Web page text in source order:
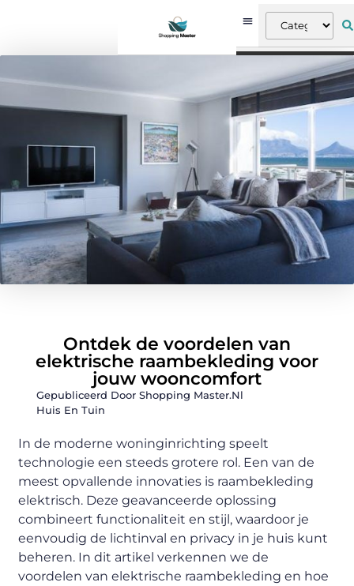
Ontdek de voordelen van
elektrische raambekleding voor
jouw wooncomfort
Gepubliceerd Door Shopping Master.nl
Huis En Tuin
In de moderne woninginrichting speelt
technologie een steeds grotere rol. Een van de
meest opvallende innovaties is raambekleding
elektrisch. Deze geavanceerde oplossing
combineert functionaliteit en stijl, waardoor je
eenvoudig de lichtinval en privacy in je huis kunt
beheren. In dit artikel verkennen we de
voordelen van elektrische raambekleding en hoe